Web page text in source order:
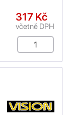
317 Kč
včetně DPH